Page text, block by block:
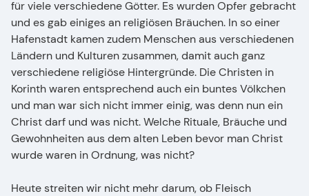
für viele verschiedene Götter. Es wurden Opfer gebracht
und es gab einiges an religiösen Bräuchen. In so einer
Hafenstadt kamen zudem Menschen aus verschiedenen
Ländern und Kulturen zusammen, damit auch ganz
verschiedene religiöse Hintergründe. Die Christen in
Korinth waren entsprechend auch ein buntes Völkchen
und man war sich nicht immer einig, was denn nun ein
Christ darf und was nicht. Welche Rituale, Bräuche und
Gewohnheiten aus dem alten Leben bevor man Christ
wurde waren in Ordnung, was nicht?
Heute streiten wir nicht mehr darum, ob Fleisch